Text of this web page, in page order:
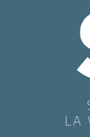
LA